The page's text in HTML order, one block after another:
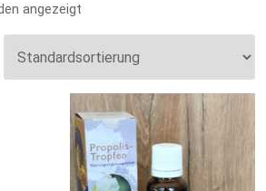
angezeigt